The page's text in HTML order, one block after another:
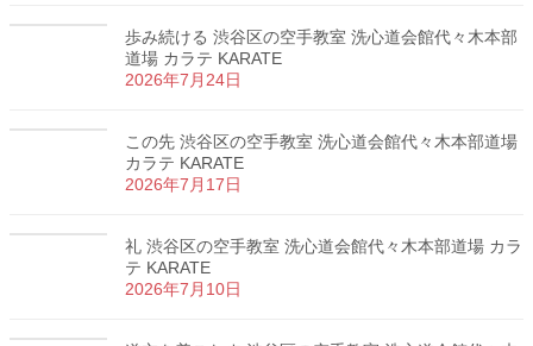
歩み続ける 渋谷区の空手教室 洗心道会館代々木本部
道場 カラテ KARATE
2026年7月24日
この先 渋谷区の空手教室 洗心道会館代々木本部道場
カラテ KARATE
2026年7月17日
礼 渋谷区の空手教室 洗心道会館代々木本部道場 カラ
テ KARATE
2026年7月10日